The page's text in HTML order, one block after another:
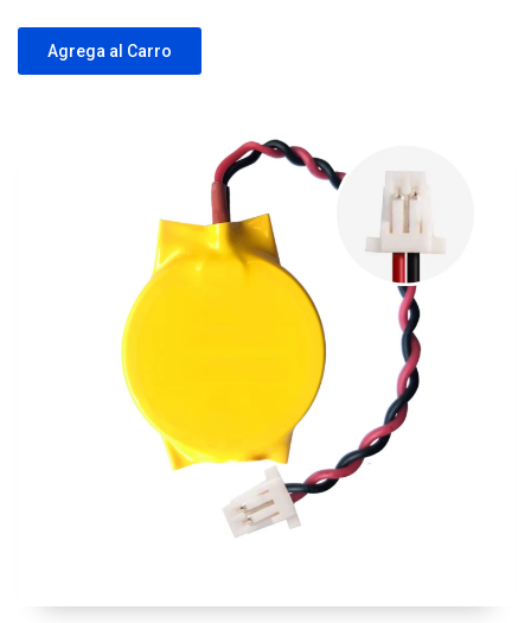
Agrega al Carro